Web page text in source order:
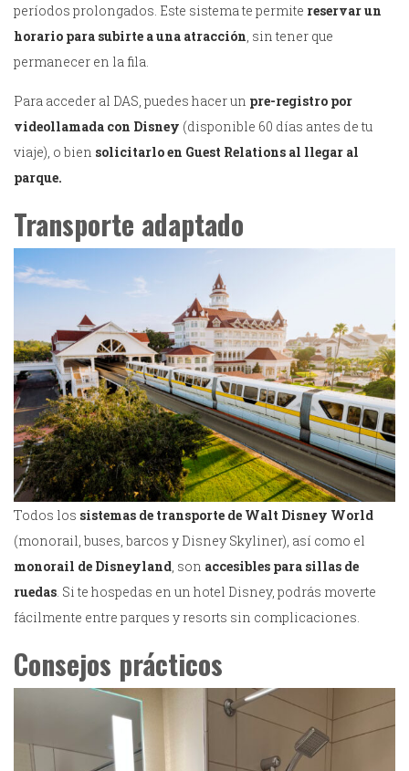
períodos prolongados. Este sistema te permite reservar un
horario para subirte a una atracción , sin tener que
permanecer en la fila.
Para acceder al DAS, puedes hacer un pre-registro por
videollamada con Disney (disponible 60 días antes de tu
viaje), o bien solicitarlo en Guest Relations al llegar al
parque.
Transporte adaptado
Todos los sistemas de transporte de Walt Disney World
(monorail, buses, barcos y Disney Skyliner), así como el
monorail de Disneyland , son accesibles para sillas de
ruedas . Si te hospedas en un hotel Disney, podrás moverte
fácilmente entre parques y resorts sin complicaciones.
Consejos prácticos